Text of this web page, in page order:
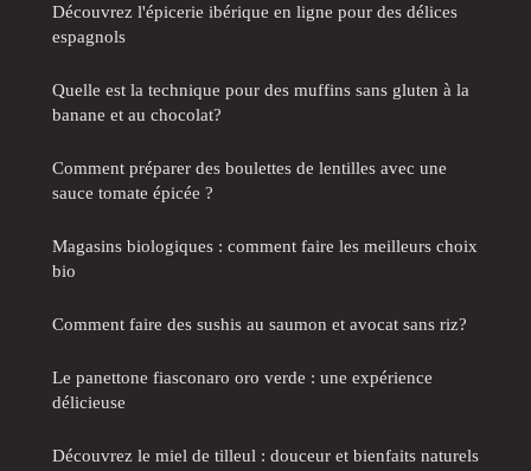
Découvrez l'épicerie ibérique en ligne pour des délices
espagnols
Quelle est la technique pour des muffins sans gluten à la
banane et au chocolat?
Comment préparer des boulettes de lentilles avec une
sauce tomate épicée ?
Magasins biologiques : comment faire les meilleurs choix
bio
Comment faire des sushis au saumon et avocat sans riz?
Le panettone fiasconaro oro verde : une expérience
délicieuse
Découvrez le miel de tilleul : douceur et bienfaits naturels